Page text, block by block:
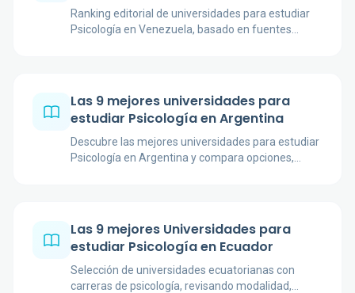
Ranking editorial de universidades para estudiar
Psicología en Venezuela, basado en fuentes
Las 9 mejores universidades para
estudiar Psicología en Argentina
Descubre las mejores universidades para estudiar
Psicología en Argentina y compara opciones,
Las 9 mejores Universidades para
estudiar Psicología en Ecuador
Selección de universidades ecuatorianas con
carreras de psicología, revisando modalidad,